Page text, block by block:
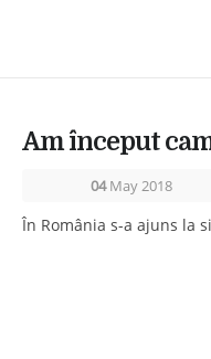
Am început
04May 2018
În România s-a ajuns la